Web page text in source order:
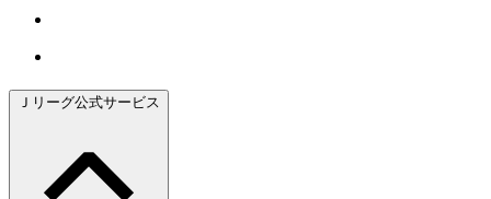
Ｊリーグ公式サービス